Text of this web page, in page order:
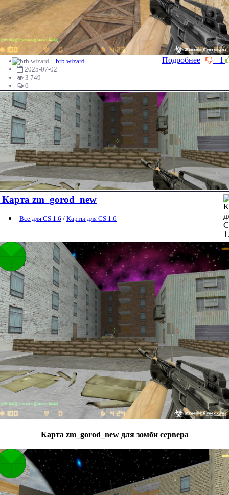
+1
Подробнее
brb.wizard
2025-07-02
3 749
0
Карта zm_gorod_new
Все для CS 1.6 / Карты для CS 1.6
Карта zm_gorod_new для зомби сервера